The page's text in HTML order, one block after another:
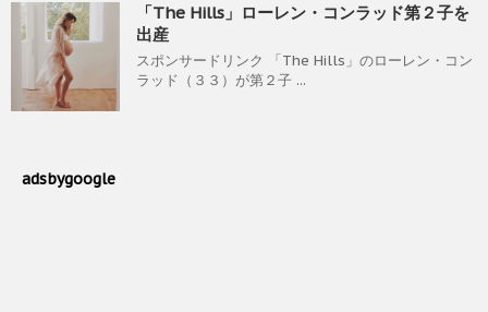
「The Hills」ローレン・コンラッド第２子を
出産
スポンサードリンク 「The Hills」のローレン・コン
ラッド（３３）が第２子 ...
adsbygoogle